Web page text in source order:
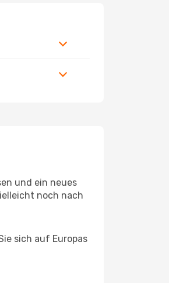
und ein neues
noch nach
sich auf Europas